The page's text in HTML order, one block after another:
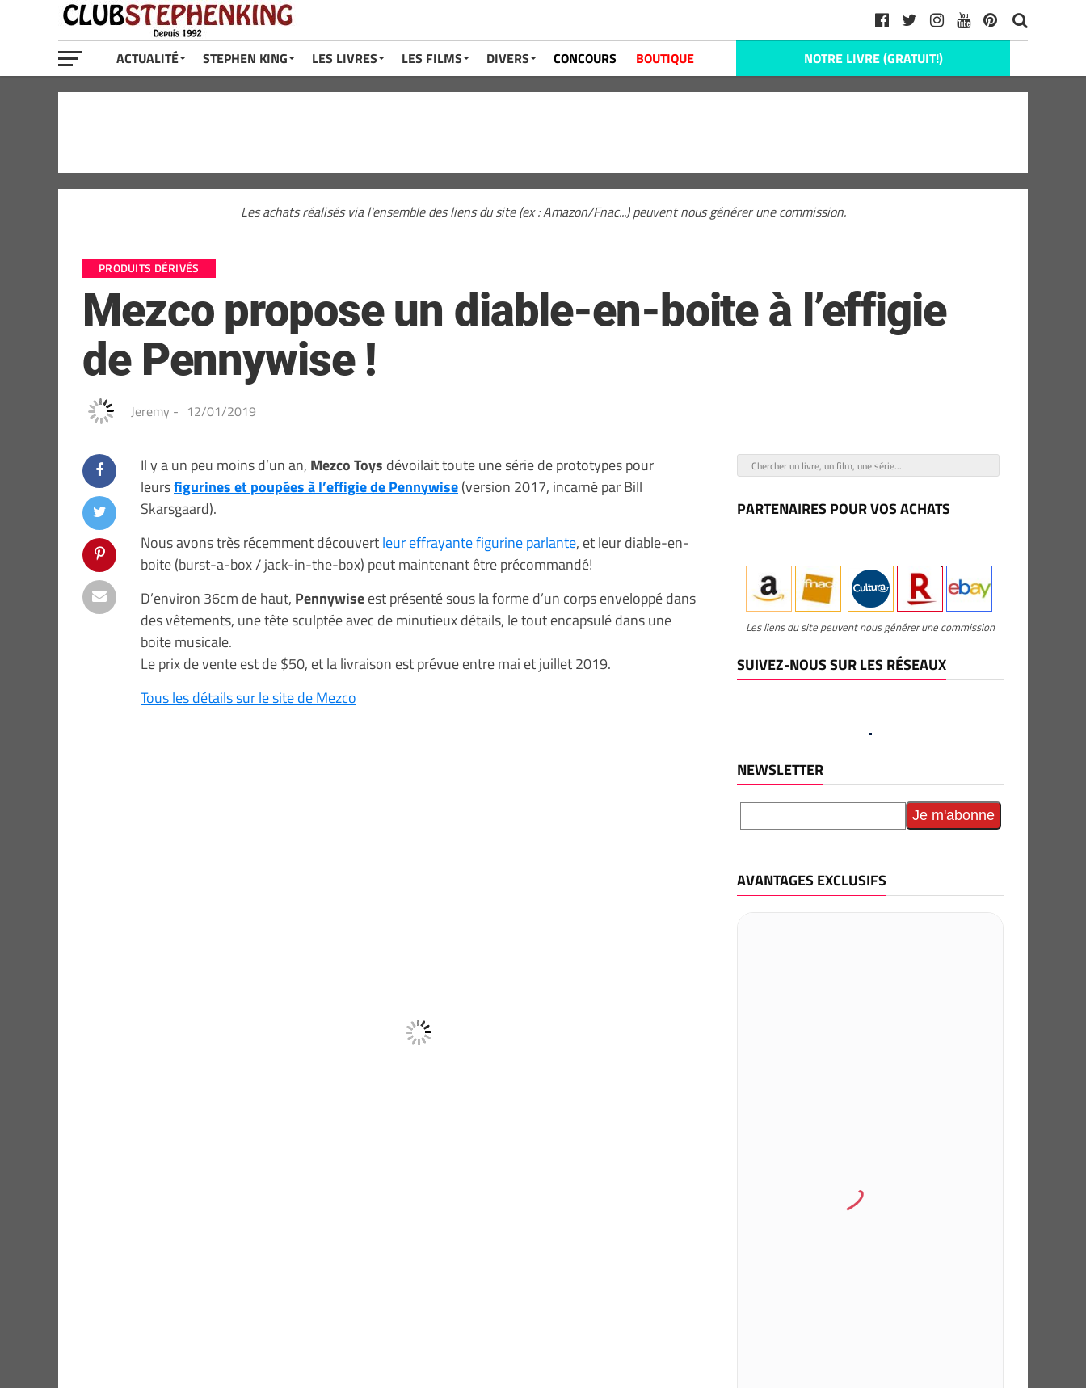
ACTUALITÉ STEPHEN KING LES LIVRES LES FILMS DIVERS CONCOURS BOUTIQUE NOTRE LIVRE (GRATUIT!)
Les achats réalisés via l'ensemble des liens du site (ex : Amazon/Fnac...) peuvent nous générer une commission.
PRODUITS DÉRIVÉS
Mezco propose un diable-en-boite à l’effigie
de Pennywise !
Jeremy - 12/01/2019
Il y a un peu moins d’un an, Mezco Toys dévoilait toute une série de prototypes pour
leursfigurines et poupées à l’effigie de Pennywise(version 2017, incarné par Bill
Skarsgaard).
Nous avons très récemment découvertleur effrayante figurine parlante, et leur diable-en-
boite (burst-a-box / jack-in-the-box) peut maintenant être précommandé!
D’environ 36cm de haut, Pennywiseest présenté sous la forme d’un corps enveloppé dans
des vêtements, une tête sculptée avec de minutieux détails, le tout encapsulé dans une
boite musicale.
Le prix de vente est de $50, et la livraison est prévue entre mai et juillet 2019.
Tous les détails sur le site de Mezco
PARTENAIRES POUR VOS ACHATS
Les liens du site peuvent nous générer une commission
SUIVEZ-NOUS SUR LES RÉSEAUX
NEWSLETTER
AVANTAGES EXCLUSIFS